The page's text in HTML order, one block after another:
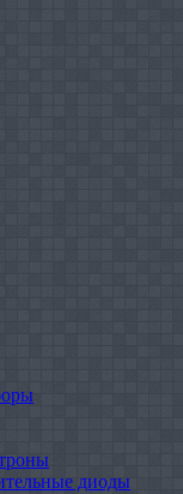
диоды